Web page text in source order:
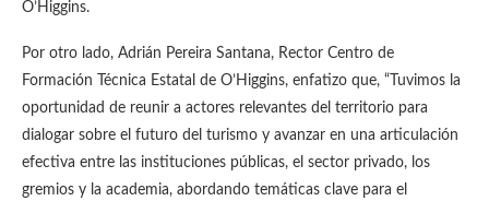
O’Higgins.
Por otro lado, Adrián Pereira Santana, Rector Centro de
Formación Técnica Estatal de O’Higgins, enfatizo que, “Tuvimos la
oportunidad de reunir a actores relevantes del territorio para
dialogar sobre el futuro del turismo y avanzar en una articulación
efectiva entre las instituciones públicas, el sector privado, los
gremios y la academia, abordando temáticas clave para el